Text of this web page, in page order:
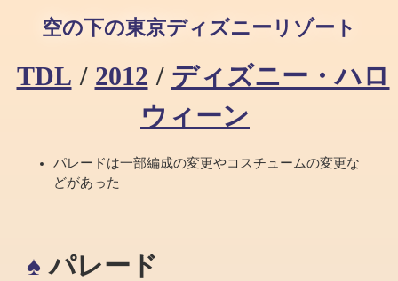
空の下の東京ディズニーリゾート
TDL / 2012 / ディズニー・ハロ
ウィーン
パレードは一部編成の変更やコスチュームの変更な
どがあった
パレード